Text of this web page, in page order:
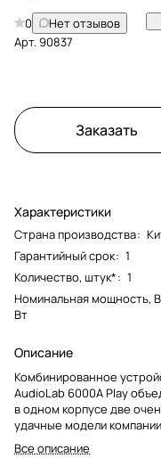
0
Нет отзывов
Арт.90837
Заказать
Характеристики
Страна производства:
Гарантийный срок: 1
Количество, штук*: 1
Номинальная мощность,
Вт
Описание
Комбинированное
AudioLab 6000A Play
в одном корпусе две
удачные модели
сетевой проигрыватель
Play и интегральный
Все описание